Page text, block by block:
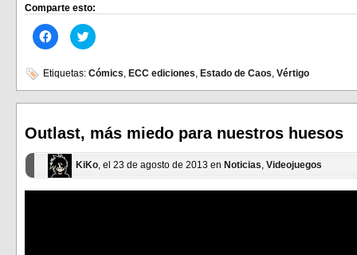
Comparte esto:
Haz
clic
en
Facebook
(Se
abre
ventana
nueva)
Haz
clic
en
(Se
abre
ventana
nueva)
Etiquetas: Cómics, ECC ediciones, Estado de Caos, Vértigo
Outlast, más miedo para nuestros huesos
KiKo , el 23 de agosto de 2013 en Noticias Videojuegos